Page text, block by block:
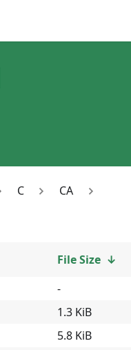
C
CA
File Size ↓
-
1.3 KiB
5.8 KiB